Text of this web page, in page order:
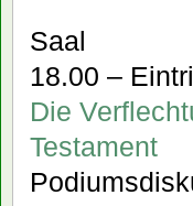
Saal
18.00 –
Die
Testament